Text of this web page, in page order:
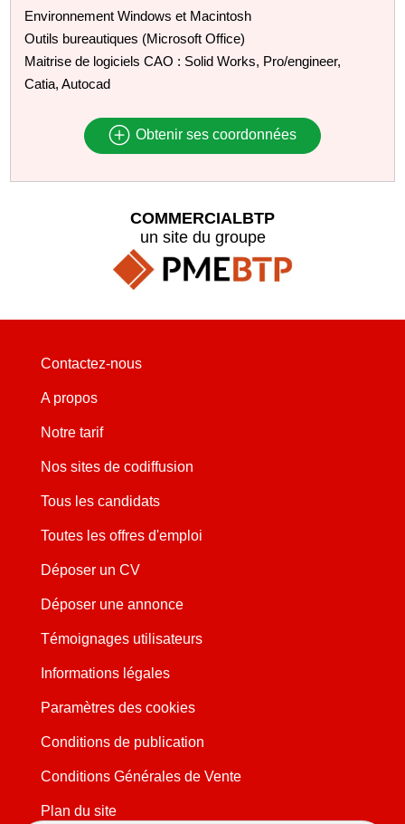
Environnement Windows et Macintosh
Outils bureautiques (Microsoft Office)
Maitrise de logiciels CAO : Solid Works, Pro/engineer,
Catia, Autocad
Obtenir ses coordonnées
COMMERCIALBTP
un site du groupe
Contactez-nous
A propos
Notre tarif
Nos sites de codiffusion
Tous les candidats
Toutes les offres d'emploi
Déposer un CV
Déposer une annonce
Témoignages utilisateurs
Informations légales
Paramètres des cookies
Conditions de publication
Conditions Générales de Vente
Plan du site